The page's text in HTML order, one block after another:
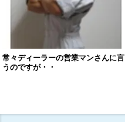
常々ディーラーの営業マンさんに言
うのですが・・